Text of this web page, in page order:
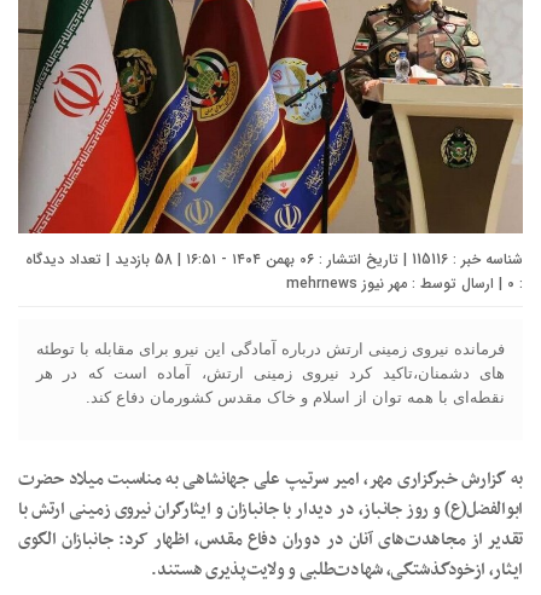
شناسه خبر : 115116 | تاریخ انتشار : ۰۶ بهمن ۱۴۰۴ - ۱۶:۵۱ | 58 بازدید | تعداد دیدگاه
:
0 | ارسال توسط : مهر نیوز mehrnews
فرمانده نیروی زمینی ارتش درباره آمادگی این نیرو برای مقابله با توطئه
های دشمنان،تاکید کرد نیروی زمینی ارتش، آماده‌ است که در هر
نقطه‌ای با همه توان از اسلام و خاک مقدس کشورمان دفاع کند.
به گزارش خبرگزاری مهر، امیر سرتیپ علی جهانشاهی به مناسبت میلاد حضرت
ابوالفضل(ع) و روز جانباز، در دیدار با جانبازان و ایثارگران نیروی زمینی ارتش با
تقدیر از مجاهدت‌های آنان در دوران دفاع مقدس، اظهار کرد: جانبازان الگوی
ایثار، ازخودگذشتگی، شهادت‌طلبی و ولایت‌پذیری هستند.